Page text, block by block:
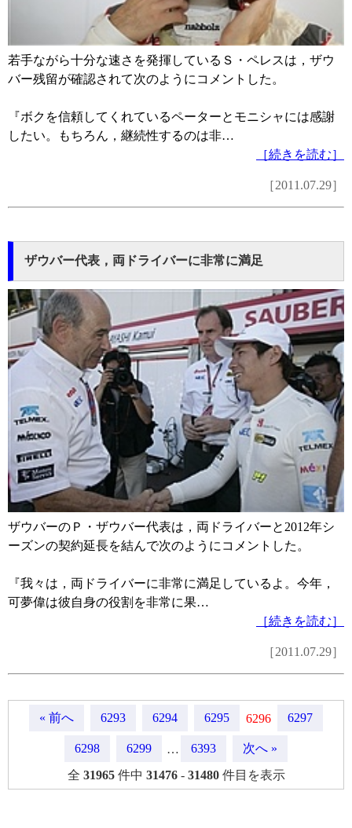
若手ながら十分な速さを発揮しているＳ・ペレスは，ザウ
バー残留が確認されて次のようにコメントした。
『ボクを信頼してくれているペーターとモニシャには感謝
したい。もちろん，継続性するのは非…
［続きを読む］
［2011.07.29］
ザウバー代表，両ドライバーに非常に満足
ザウバーのＰ・ザウバー代表は，両ドライバーと2012年シ
ーズンの契約延長を結んで次のようにコメントした。
『我々は，両ドライバーに非常に満足しているよ。今年，
可夢偉は彼自身の役割を非常に果…
［続きを読む］
［2011.07.29］
« 前へ 6293 6294 6295 6296 6297
6298 6299 … 6393
次へ »
全 31965件中 31476- 31480件目を表示